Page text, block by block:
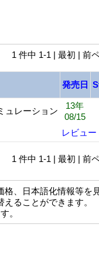
1 件中 1-1 | 最初 | 前
発売日
ュレーション
13年
08/15
レビュー
1 件中 1-1 | 最初 | 前
、日本語化情報等を
ることができます。
。